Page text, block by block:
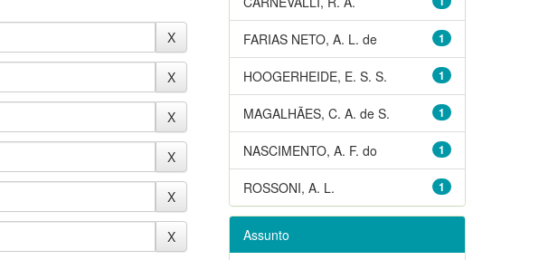
1
FARIAS NETO, A. L. de
1
HOOGERHEIDE, E. S. S.
1
MAGALHÃES, C. A. de S.
1
NASCIMENTO, A. F. do
1
ROSSONI, A. L.
Assunto